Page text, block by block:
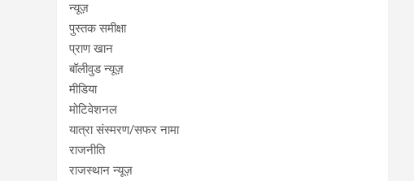
न्यूज़
पुस्तक समीक्षा
प्राण खान
बॉलीवुड न्यूज़
मीडिया
मोटिवेशनल
यात्रा संस्मरण/सफर नामा
राजनीति
राजस्थान न्यूज़